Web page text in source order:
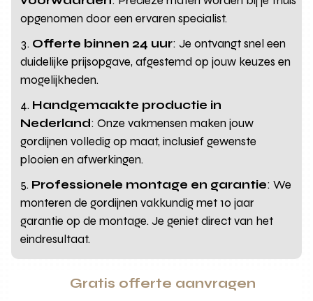
opgenomen door een ervaren specialist.
Offerte binnen 24 uur: Je ontvangt snel een
duidelijke prijsopgave, afgestemd op jouw keuzes en
mogelijkheden.
Handgemaakte productie in
Nederland: Onze vakmensen maken jouw
gordijnen volledig op maat, inclusief gewenste
plooien en afwerkingen.
Professionele montage en garantie: We
monteren de gordijnen vakkundig met 10 jaar
garantie op de montage. Je geniet direct van het
eindresultaat.
Gratis offerte aanvragen